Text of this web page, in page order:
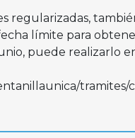
regularizadas,
límite para
puede realizarlo